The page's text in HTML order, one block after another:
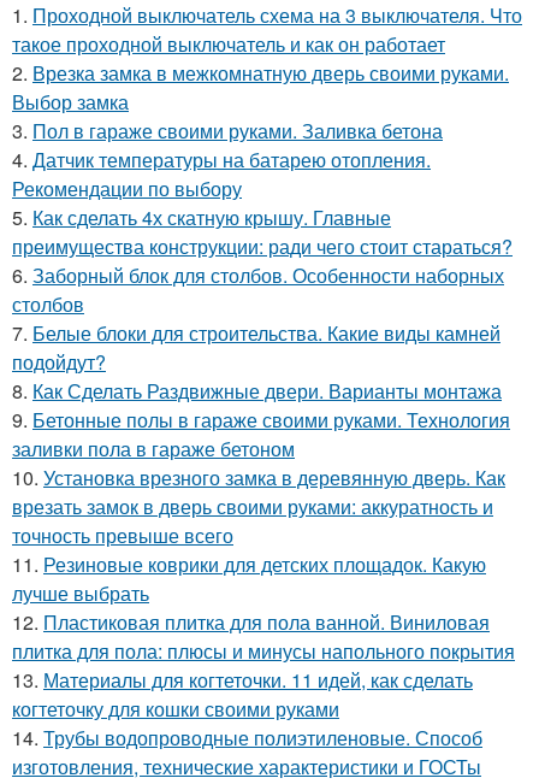
1. Проходной выключатель схема на 3 выключателя. Что
такое проходной выключатель и как он работает
2. Врезка замка в межкомнатную дверь своими руками.
Выбор замка
3. Пол в гараже своими руками. Заливка бетона
4. Датчик температуры на батарею отопления.
Рекомендации по выбору
5. Как сделать 4х скатную крышу. Главные
преимущества конструкции: ради чего стоит стараться?
6. Заборный блок для столбов. Особенности наборных
столбов
7. Белые блоки для строительства. Какие виды камней
подойдут?
8. Как Сделать Раздвижные двери. Варианты монтажа
9. Бетонные полы в гараже своими руками. Технология
заливки пола в гараже бетоном
10. Установка врезного замка в деревянную дверь. Как
врезать замок в дверь своими руками: аккуратность и
точность превыше всего
11. Резиновые коврики для детских площадок. Какую
лучше выбрать
12. Пластиковая плитка для пола ванной. Виниловая
плитка для пола: плюсы и минусы напольного покрытия
13. Материалы для когтеточки. 11 идей, как сделать
когтеточку для кошки своими руками
14. Трубы водопроводные полиэтиленовые. Способ
изготовления, технические характеристики и ГОСТы